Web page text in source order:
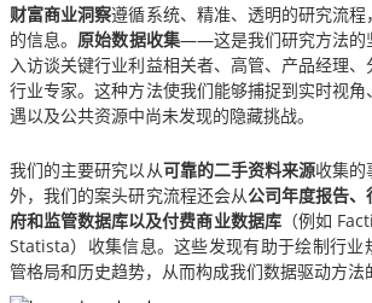
财富商业洞察遵循系统、精准、透明的研究流
的信息。 原始数据收集——这是我们研究方法的
入访谈关键行业利益相关者、高管、产品经理
行业专家。这种方法使我们能够捕捉到实时视
遇以及公共资源中尚未发现的隐藏挑战。
我们的主要研究以从可靠的二手资料来源收集的
外，我们的案头研究流程还会从公司年度报告
府和监管数据库以及付费商业数据库（例如
Statista）收集信息。这些发现有助于绘制行业
管格局和历史趋势，从而构成我们数据驱动方法